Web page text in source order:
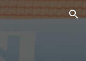
Skip to navigation